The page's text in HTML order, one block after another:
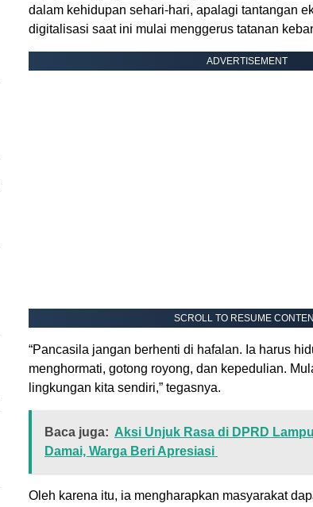
dalam kehidupan sehari-hari, apalagi tantangan
digitalisasi saat ini mulai menggerus tatanan
ADVERTISEMENT
SCROLL TO RESUME
“Pancasila jangan berhenti di hafalan. Ia harus
menghormati, gotong royong, dan kepedulian.
lingkungan kita sendiri,” tegasnya.
Baca juga: Aksi Unjuk Rasa di DPRD
Damai, Warga Beri Apresiasi
Oleh karena itu, ia mengharapkan masyarakat